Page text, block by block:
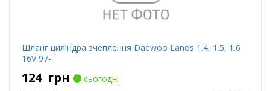
Шланг циліндра зчеплення Daewoo Lanos 1.4, 1.5, 1.6
16V 97-
124 грн
сьогодні